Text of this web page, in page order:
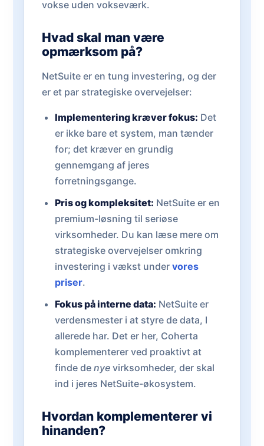
vokse uden vokseværk.
Hvad skal man være
opmærksom på?
NetSuite er en tung investering, og der
er et par strategiske overvejelser:
Implementering kræver fokus: Det
er ikke bare et system, man tænder
for; det kræver en grundig
gennemgang af jeres
forretningsgange.
Pris og kompleksitet: NetSuite er en
premium-løsning til seriøse
virksomheder. Du kan læse mere om
strategiske overvejelser omkring
investering i vækst under vores
priser.
Fokus på interne data: NetSuite er
verdensmester i at styre de data, I
allerede har. Det er her, Coherta
komplementerer ved proaktivt at
finde de nyevirksomheder, der skal
ind i jeres NetSuite-økosystem.
Hvordan komplementerer vi
hinanden?